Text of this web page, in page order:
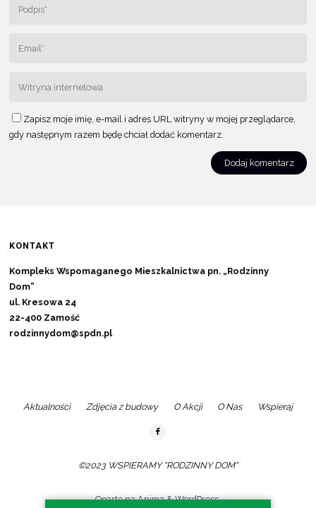
Zapisz moje imię, e-mail i adres URL witryny w mojej przeglądarce,
gdy następnym razem będę chciał dodać komentarz.
KONTAKT
Kompleks Wspomaganego Mieszkalnictwa pn. „Rodzinny
Dom”
ul. Kresowa 24
22-400 Zamość
rodzinnydom@spdn.pl
Aktualności Zdjęcia z budowy O Akcji O Nas Wspieraj
©2023 WSPIERAMY "RODZINNY DOM"
Oparte naAnima&WordPress.